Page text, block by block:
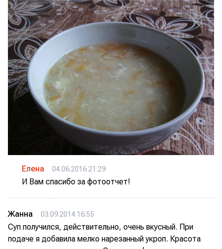
Елена 04.06.2016 21:29
И Вам спасибо за фотоотчет!
Жанна 03.09.2014 16:55
Суп получился, действительно, очень вкусный. При
подаче я добавила мелко нарезанный укроп. Красота